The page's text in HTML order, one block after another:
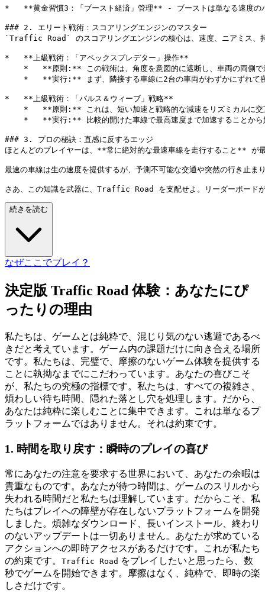
*   **黄金習慣3：「ブースト経済」管理** - ブーストは単なる速度のバー
### 2. エリート戦術：スコアリングエンジンのマスター
`Traffic Road` のスコアリングエンジンの核心は、速度、ニアミス、持
*   **上級戦術：「アペックスプレデター」操作**
*   **原則:** この戦術は、角度を意図的に遮断し、車両の両側で
*   **実行:** まず、隣接する車線に2台の車両がわずかにずれて密
*   **上級戦術：「パルス＆ウィーブ」戦略**
*   **原則:** これは、短い加速と戦略的な減速をリズミカルに交
*   **実行:** 比較的開けた車線で最高速度まで加速することから
### 3. プロの秘訣：直感に反するエッジ
ほとんどのプレイヤーは、**常に絶対的な最速車線を走行すること** が
最速の車線は生の速度を提供するが、予測不可能な交通や突然の行き止
続きを読む
なぜここでプレイ？
決定版 Traffic Road 体験：あなたにぴ
ったりの理由
私たちは、ゲームとは純粋で、混じり気のない逃避であるべ
きだと考えています。ゲーム内の課題だけに向き合える場所
です。私たちは、完璧で、摩擦のないゲーム体験を提供する
ことに執拗なまでにこだわっています。あなたの喜びこそ
が、私たちの究極の指標です。私たちは、すべての複雑さ、
煩わしい待ち時間、隠れた落とし穴を処理します。だから、
あなたは純粋に楽しむことに集中できます。これは単なるプ
ラットフォームではありません。それは約束です。
1. 時間を取り戻す：瞬時のプレイの喜び
常にあなたの注意を要求する世界において、あなたの余暇は
貴重なものです。あなたが待つ時間は、ゲームのスリルから
失われる時間だと私たちは理解しています。だからこそ、私
たちはプレイへの障壁が存在しないプラットフォームを開発
しました。煩雑なダウンロード、長いインストール、終わり
のないアップデートは一切ありません。あなたが求めている
アクションへの即時アクセスがあるだけです。これが私たち
の約束です。 Traffic Road をプレイしたいと思ったら、数
秒でゲームを開始できます。摩擦はなく、純粋で、即時の楽
しさだけです。